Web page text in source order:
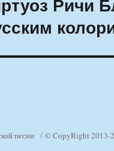
песни © CopyRight 2013-